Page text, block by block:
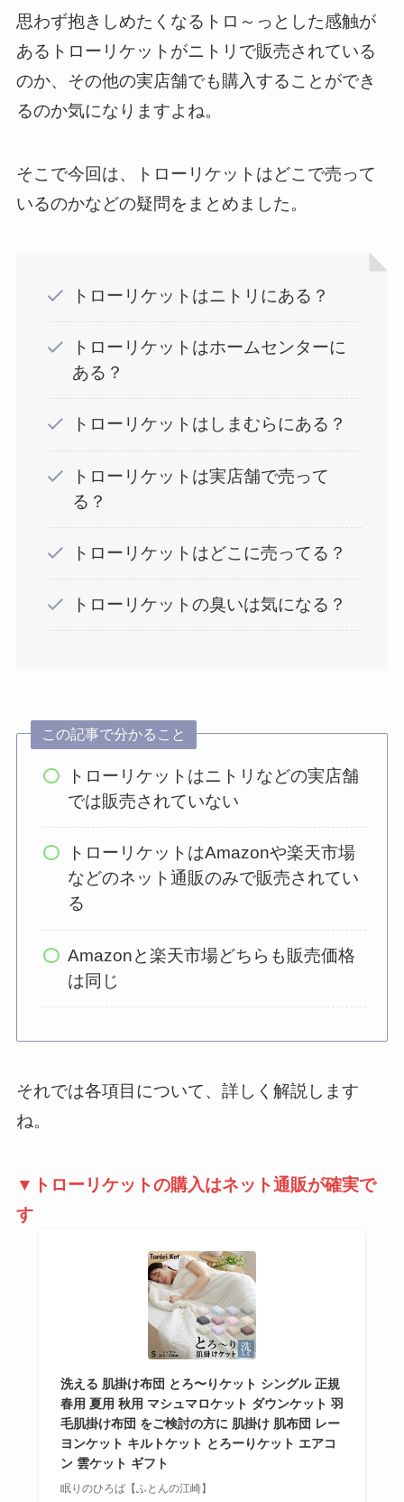
思わず抱きしめたくなるトロ～っとした感触が
あるトローリケットがニトリで販売されている
のか、その他の実店舗でも購入することができ
るのか気になりますよね。
そこで今回は、トローリケットはどこで売って
いるのかなどの疑問をまとめました。
トローリケットはニトリにある？
トローリケットはホームセンターに
ある？
トローリケットはしまむらにある？
トローリケットは実店舗で売って
る？
トローリケットはどこに売ってる？
トローリケットの臭いは気になる？
この記事で分かること
トローリケットはニトリなどの実店舗
では販売されていない
トローリケットはAmazonや楽天市場
などのネット通販のみで販売されてい
る
Amazonと楽天市場どちらも販売価格
は同じ
それでは各項目について、詳しく解説します
ね。
▼トローリケットの購入はネット通販が確実で
す
洗える 肌掛け布団 とろ〜りケット シングル 正規
春用 夏用 秋用 マシュマロケット ダウンケット 羽
毛肌掛け布団 をご検討の方に 肌掛け 肌布団 レー
ヨンケット キルトケット とろーりケット エアコ
ン 雲ケット ギフト
眠りのひろば【ふとんの江崎】